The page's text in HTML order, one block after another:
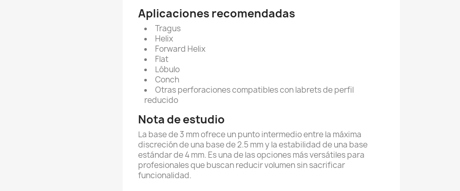
Aplicaciones recomendadas
Tragus
Helix
Forward Helix
Flat
Lóbulo
Conch
Otras perforaciones compatibles con labrets de perfil
reducido
Nota de estudio
La base de 3 mm ofrece un punto intermedio entre la máxima
discreción de una base de 2.5 mm y la estabilidad de una base
estándar de 4 mm. Es una de las opciones más versátiles para
profesionales que buscan reducir volumen sin sacrificar
funcionalidad.